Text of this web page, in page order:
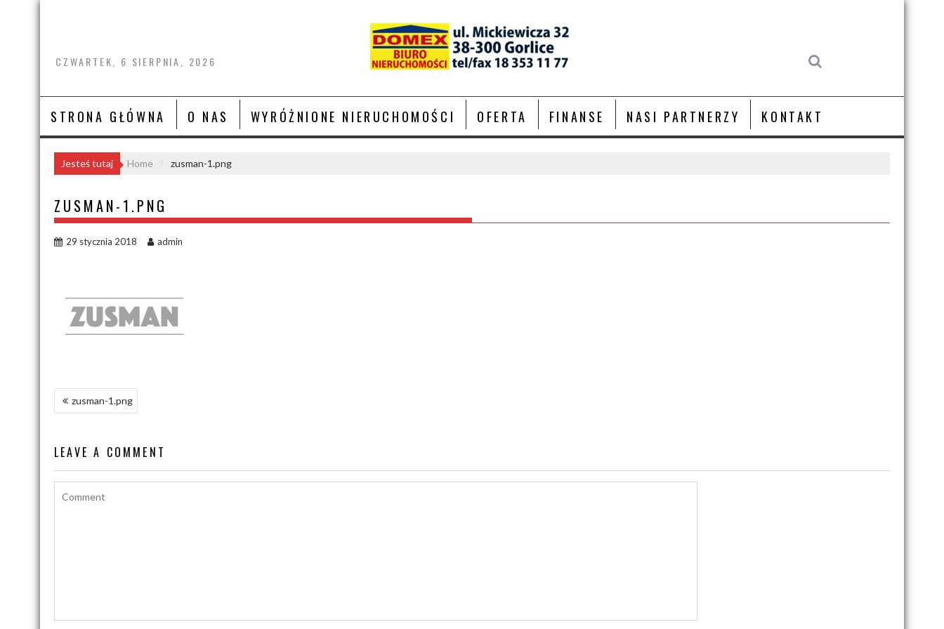
Skip
CZWARTEK, 6 SIERPNIA, 2026
STRONA GŁÓWNA O NAS WYRÓŻNIONE NIERUCHOMOŚCI OFERTA FINANSE NASI PARTNERZY KONTAKT
Jesteś tutaj Home zusman-1.png
ZUSMAN-1.PNG
29 stycznia 2018 admin
NAWIGACJA
zusman-1.png
LEAVE A COMMENT